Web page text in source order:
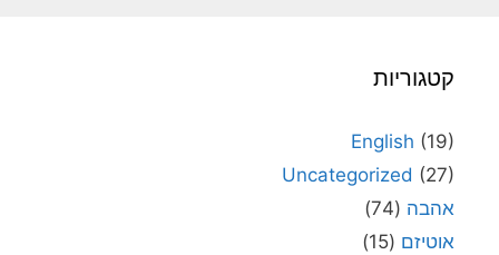
קטגוריות
English (19)
Uncategorized (27)
אהבה (74)
אוטיזם (15)